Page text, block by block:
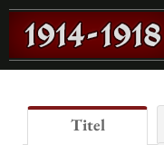
Titel